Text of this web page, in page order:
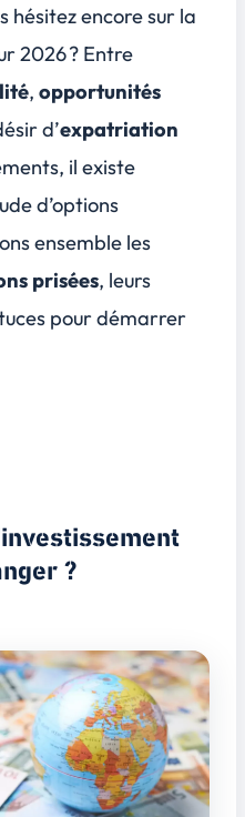
et environnement exotique
hésitez encore sur la
2026 ? Entre
, opportunités
d’expatriation
il existe
d’options
ensemble les
prisées, leurs
pour démarrer
?